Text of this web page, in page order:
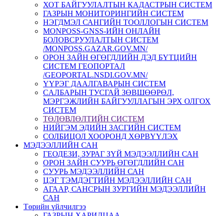
ХОТ БАЙГУУЛАЛТЫН КАДАСТРЫН СИСТЕМ
ГАЗРЫН МОНИТОРИНГИЙН СИСТЕМ
НЭГДМЭЛ САНГИЙН ТООЛЛОГЫН СИСТЕМ
MONPOSS-GNSS-ИЙН ОНЛАЙН
БОЛОВСРУУЛАЛТЫН СИСТЕМ
/MONPOSS.GAZAR.GOV.MN/
ОРОН ЗАЙН ӨГӨГДЛИЙН ДЭД БҮТЦИЙН
СИСТЕМ ГЕОПОРТАЛ
/GEOPORTAL.NSDI.GOV.MN/
ҮҮРЭГ ДААЛГАВАРЫН СИСТЕМ
CАЛБАРЫН ТУСГАЙ ЗӨВШӨӨРӨЛ,
МЭРГЭЖЛИЙН БАЙГУУЛЛАГЫН ЭРХ ОЛГОХ
СИСТЕМ
ТӨЛӨВЛӨЛТИЙН СИСТЕМ
НИЙГЭМ ЭДИЙН ЗАСГИЙН СИСТЕМ
СОЛБИЦОЛ ХООРОНД ХӨРВҮҮЛЭХ
МЭДЭЭЛЛИЙН САН
ГЕОДЕЗИ, ЗУРАГ ЗҮЙ МЭДЭЭЛЛИЙН САН
ОРОН ЗАЙН СУУРЬ ӨГӨГДЛИЙН САН
СУУРЬ МЭДЭЭЛЛИЙН САН
ЦЭГ ТЭМДЭГТИЙН МЭДЭЭЛЛИЙН САН
АГААР, САНСРЫН ЗУРГИЙН МЭДЭЭЛЛИЙН
САН
Төрийн үйлчилгээ